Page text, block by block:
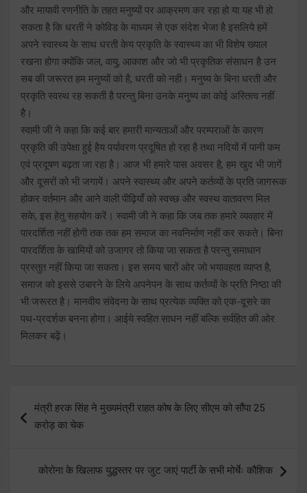
और मायावी रणनीति के तहत मनुष्यों पर आक्रमण कर रहा हो या यह भी हो
सकता है कि धरती ने कोविड के माध्यम से एक संदेश भेजा है इसलिये हमें
अपने स्वास्थ्य के साथ धरती केय प्रकृति के स्वास्थ्य का भी विशेष ख्याल
रखना होगा क्योंकि जल, वायु, आकाश और जो भी प्रकृतिक संसाधन है उन
सब की जरूरत हम मनुष्यों को है, धरती को नही। मनुष्य के बिना धरती और
प्रकृति स्वस्थ रह सकती है परन्तु बिना उनके मनुष्य का कोई अस्तित्व नहीं
है।
स्वामी जी ने कहा कि कई बार हमारी मान्यताओं और परम्पराओं के कारण
प्रकृति की उपेक्षा हुई हैय पर्यावरण प्रदूषित हो रहा है तथा नदियों में पानी कम
एवं प्रदूषण बढ़ता जा रहा है। आज भी हमारे पास अवसर है, हम खुद भी जागें
और दूसरों को भी जगायें। अपने स्वास्थ्य और अपने कर्तव्यों के प्रति जागरूक
होकर वर्तमान और आने वाली पीढ़ियाँ को स्वच्छ और स्वस्थ वातावरण मिल
सके, इस हेतु सहयोग करें। स्वामी जी ने कहा कि जब तक हमारे व्यवहार में
पारदर्शिता नहीं होगी तक तक हम समाज का नवनिर्माण नहीं कर सकते। बिना
पारदर्शिता के खामियों को उजागर तो किया जा सकता है परन्तु समाधान
प्रस्तुत नहीं किया जा सकता। इस समय चारों ओर जो भयावहता व्याप्त है,
समाज को इससे उबारने के लिये अपनेपन के साथ कर्तव्यों के प्रति निष्ठा की
भी जरूरत है। मानवीय संवेदना के साथ प्रत्येक व्यक्ति को एक-दूसरे का
पथ-प्रदर्शक बनना होगा। आईये स्वहित साधन नहीं बल्कि सर्वहित की ओर
मिलकर बढ़ें।
navigation
मंत्री हरक सिंह ने मुख्यमंत्री राहत कोष के लिए सीएम को सौंपा 25
करोड़ का चेक
कोरोना के खिलाफ युद्धस्तर पर जुट जाएं पार्टी के सभी मोर्चेः कौशिक